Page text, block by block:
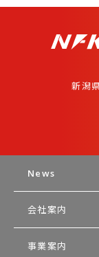
新潟
News
会社案内
事業案内